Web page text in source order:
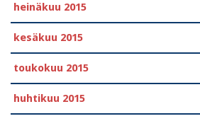
heinäkuu 2015
kesäkuu 2015
toukokuu 2015
huhtikuu 2015